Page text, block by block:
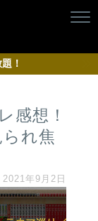
！
感想！
れ焦
2021年9月2日